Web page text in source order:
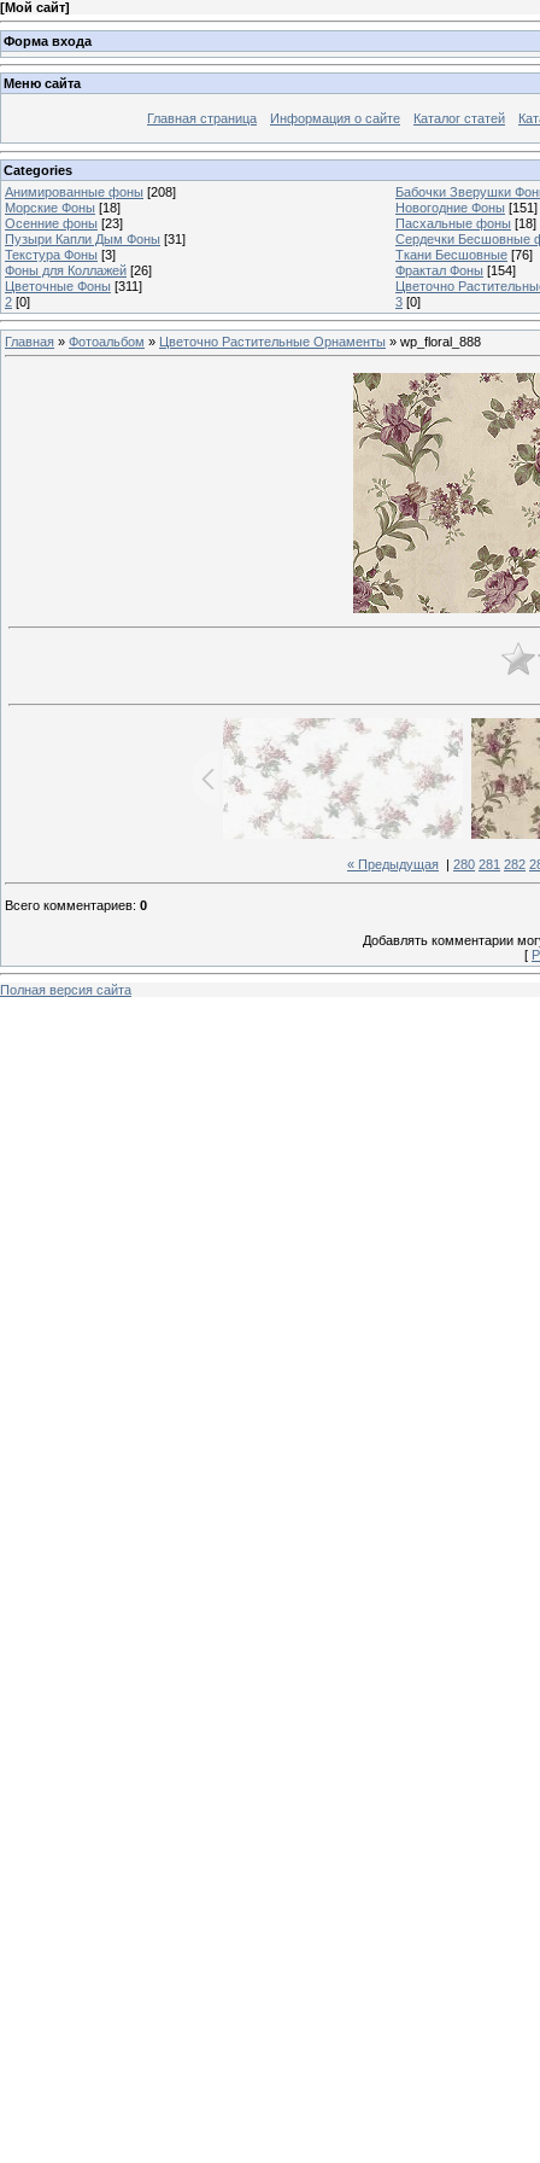
[Мой сайт]
Форма входа
Меню сайта
Главная страница Информация о сайте Каталог статей
Categories
Анимированные фоны [208]
Бабочки Зверушки
Морские Фоны [18] Новогодние Фоны [151]
Осенние фоны [23] Пасхальные фоны [18]
Пузыри Капли Дым Фоны [31]
Сердечки Бесшовные
Текстура Фоны [3] Ткани Бесшовные [76]
Фоны для Коллажей [26] Фрактал Фоны [154]
Цветочные Фоны [311]
Цветочно
2 [0] 3 [0]
Главная » Фотоальбом » Цветочно Растительные Орнаменты » wp_floral_888
« Предыдущая 280 281 282
Всего комментариев: 0
Добавлять комментарии
[
Полная версия сайта